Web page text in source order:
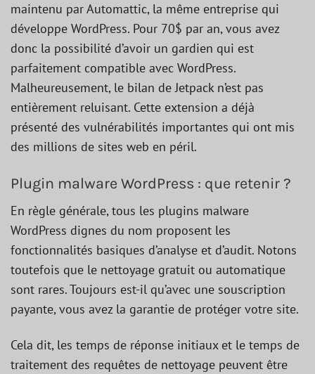
maintenu par Automattic, la même entreprise qui
développe WordPress. Pour 70$ par an, vous avez
donc la possibilité d’avoir un gardien qui est
parfaitement compatible avec WordPress.
Malheureusement, le bilan de Jetpack n’est pas
entièrement reluisant. Cette extension a déjà
présenté des vulnérabilités importantes qui ont mis
des millions de sites web en péril.
Plugin malware WordPress : que retenir ?
En règle générale, tous les plugins malware
WordPress dignes du nom proposent les
fonctionnalités basiques d’analyse et d’audit. Notons
toutefois que le nettoyage gratuit ou automatique
sont rares. Toujours est-il qu’avec une souscription
payante, vous avez la garantie de protéger votre site.
Cela dit, les temps de réponse initiaux et le temps de
traitement des requêtes de nettoyage peuvent être